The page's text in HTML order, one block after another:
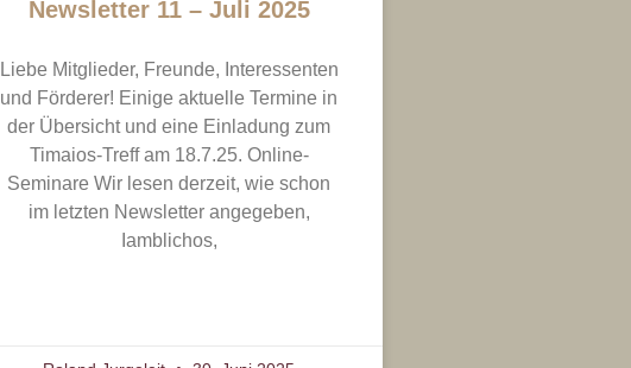
Newsletter 11 – Juli 2025
Liebe Mitglieder, Freunde, Interessenten
und Förderer! Einige aktuelle Termine in
der Übersicht und eine Einladung zum
Timaios-Treff am 18.7.25. Online-
Seminare Wir lesen derzeit, wie schon
im letzten Newsletter angegeben,
Iamblichos,